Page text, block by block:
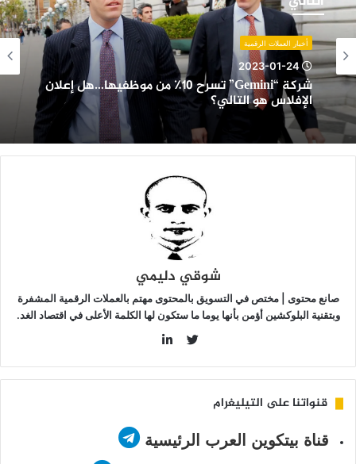
تسرح
10٪
موظفيها…
هل
إعلان
الإفلاس
هو
التالي؟
أخبار العملات الرقمية
2023-01-24
شركة “Gemini” تسرح 10٪ من موظفيها…هل إعلان
الإفلاس هو التالي؟
شوقي دليمي
صانع محتوى | مختص في التسويق بالمحتوى مهتم بالعملات الرقمية المشفرة
وبتقنية البلوكشين أؤمن بأنها يوما ما ستكون لها الكلمة الأعلى في اقتصاد الغد.
قنواتنا على التيليغرام
قناة بيتكوين العرب الرئيسية